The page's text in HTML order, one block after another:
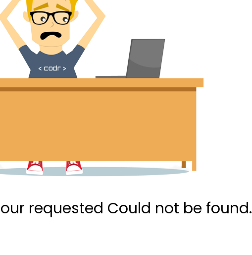
requested Could not be found.